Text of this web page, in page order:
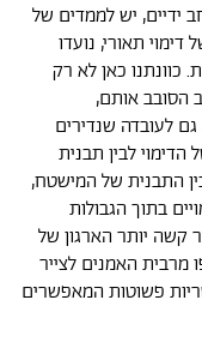
ידיים, יש לממדים של
תאורי, נועדו
כוונתנו כאן לא רק
הסובב אותם,
לעובדה שנדירים
לבין תבנית
התבנית של המישטח,
בתוך הגבולות
קשה יותר הארגון של
מרבית האמנים לצייר
פשוטות המאפשרים